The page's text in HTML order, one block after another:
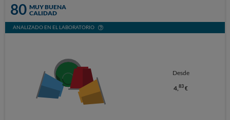
80 MUY BUENA
CALIDAD
ANALIZADO EN EL LABORATORIO
Desde
4,83 €